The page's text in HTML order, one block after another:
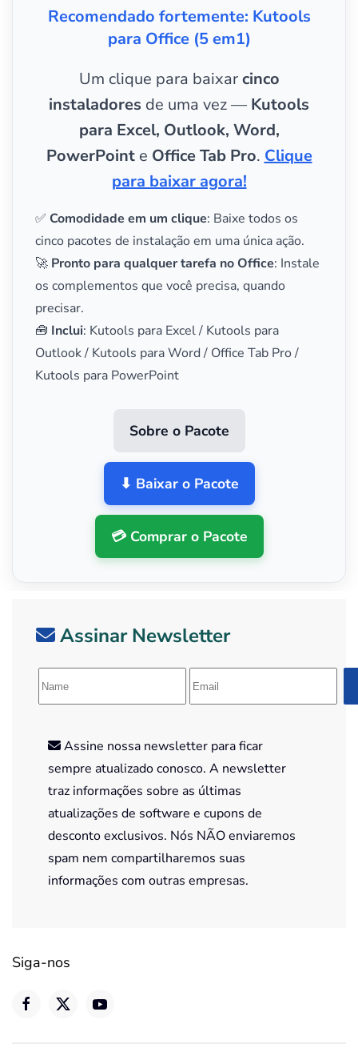
Recomendado fortemente: Kutools
para Office (5 em1)
Um clique para baixarcinco
instaladores de uma vez — Kutools
para Excel, Outlook, Word,
PowerPointe Office Tab Pro. Clique
para baixar agora!
✅ Comodidade em um clique: Baixe todos os
cinco pacotes de instalação em uma única ação.
🚀 Pronto para qualquer tarefa no Office: Instale
os complementos que você precisa, quando
precisar.
🧰 Inclui: Kutools para Excel / Kutools para
Outlook / Kutools para Word / Office Tab Pro /
Kutools para PowerPoint
Sobre o Pacote
⬇ Baixar o Pacote
💳 Comprar o Pacote
Assinar Newsletter
Assine nossa newsletter para ficar
sempre atualizado conosco. A newsletter
traz informações sobre as últimas
atualizações de software e cupons de
desconto exclusivos. Nós NÃO enviaremos
spam nem compartilharemos suas
informações com outras empresas.
Siga-nos